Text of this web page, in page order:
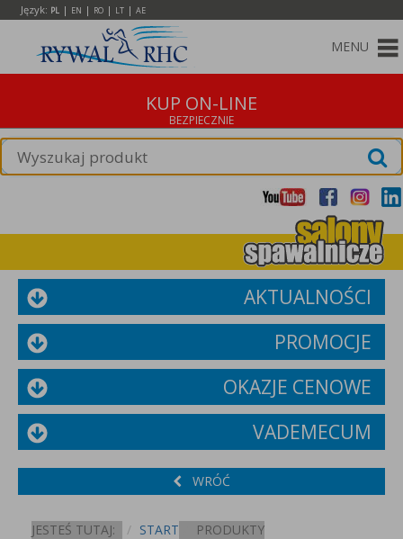
Język: PL | EN | RO | LT | AE
MENU
KUP ON-LINE
AKTUALNOŚCI
PROMOCJE
OKAZJE CENOWE
VADEMECUM
WRÓĆ
JESTEŚ TUTAJ: START PRODUKTY